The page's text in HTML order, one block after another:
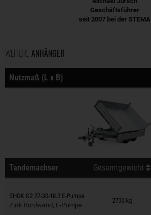
Geschäftsführer
seit 2007 bei der STEMA
WEITERE ANHÄNGER
Nutzmaß (L x B)
Tandemachser Gesamtgewicht
SHDK O2 27-30-18.2 E-Pumpe
Zink Bordwand, E-Pumpe
2700 kg
Anhänger auf Merkzettel